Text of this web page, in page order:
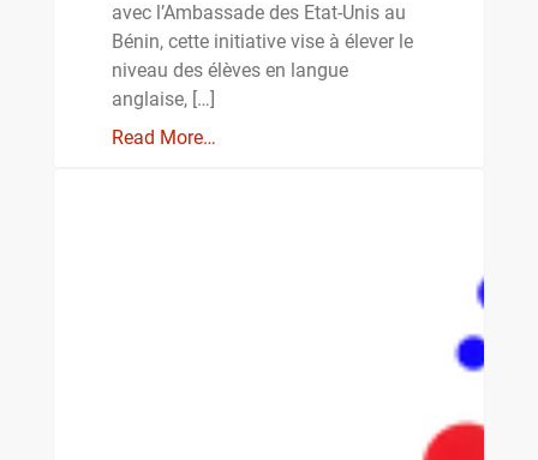
avec l’Ambassade des Etat-Unis au
Bénin, cette initiative vise à élever le
niveau des élèves en langue
anglaise, […]
Read More…